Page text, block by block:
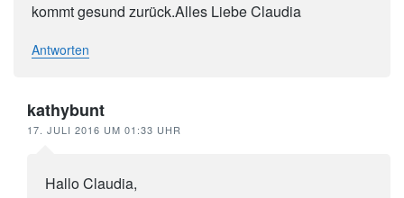
kommt gesund zurück.Alles Liebe Claudia
Antworten
kathybunt
17. JULI 2016 UM 01:33 UHR
Hallo Claudia,